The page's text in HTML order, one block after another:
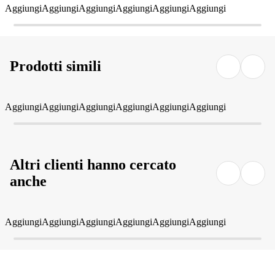
AggiungiAggiungiAggiungiAggiungiAggiungiAggiungi
Prodotti simili
AggiungiAggiungiAggiungiAggiungiAggiungiAggiungi
Altri clienti hanno cercato
anche
AggiungiAggiungiAggiungiAggiungiAggiungiAggiungi